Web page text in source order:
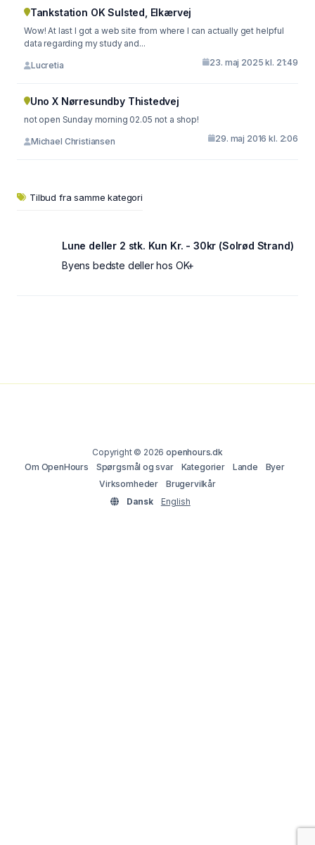
Tankstation OK Sulsted, Elkærvej
Wow! At last I got a web site from where I can actually get helpful
data regarding my study and...
Lucretia 23. maj 2025 kl. 21:49
Uno X Nørresundby Thistedvej
not open Sunday morning 02.05 not a shop!
Michael Christiansen 29. maj 2016 kl. 2:06
Tilbud fra samme kategori
Lune deller 2 stk. Kun Kr. - 30kr (Solrød Strand)
Byens bedste deller hos OK+
Copyright © 2026openhours.dk
Om OpenHours
Spørgsmål og svar Kategorier Lande
Byer
Virksomheder
Brugervilkår
Dansk
English